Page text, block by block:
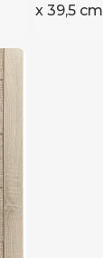
x 39,5 cm